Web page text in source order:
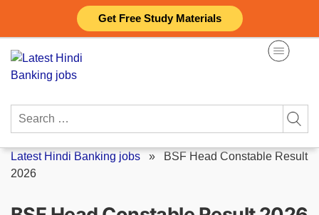
Get Free Study Materials
content
Search
Latest Hindi Banking jobs » BSF Head Constable Result
2026